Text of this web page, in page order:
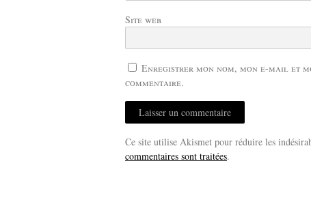
Site web
Enregistrer mon nom, mon e-mail et
commentaire.
Ce site utilise Akismet pour réduire les
commentaires sont traitées.